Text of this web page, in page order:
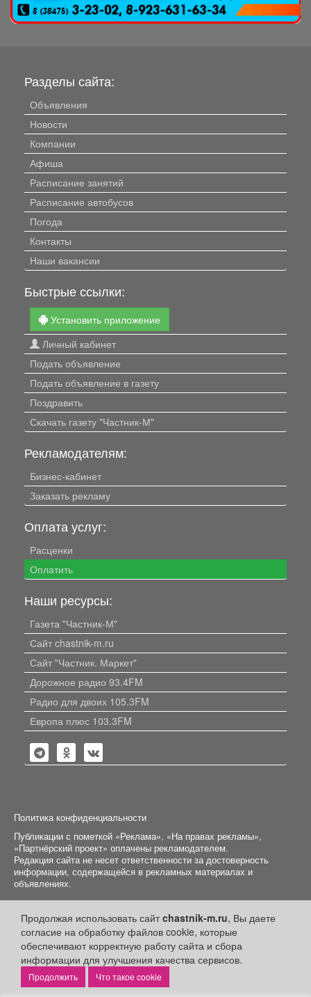
Продолжая использовать сайтchastnik-m.ru, Вы даете
согласие на обработку файлов cookie, которые
обеспечивают корректную работу сайта и сбора
информации для улучшения качества сервисов.
Что такое cookie
Разделы сайта:
Объявления
Новости
Компании
Афиша
Расписание занятий
Расписание автобусов
Погода
Контакты
Наши вакансии
Быстрые ссылки:
Установить приложение
Личный кабинет
Подать объявление
Подать объявление в газету
Поздравить
Скачать газету "Частник-М"
Рекламодателям:
Бизнес-кабинет
Заказать рекламу
Оплата услуг:
Расценки
Оплатить
Наши ресурсы:
Газета "Частник-М"
Сайт chastnik-m.ru
Сайт "Частник. Маркет"
Дорожное радио 93.4FM
Радио для двоих 105.3FM
Европа плюс 103.3FM
Политика конфиденциальности
Публикации с пометкой «Реклама», «На правах рекламы»,
«Партнёрский проект» оплачены рекламодателем.
Редакция сайта не несет ответственности за достоверность
информации, содержащейся в рекламных материалах и
объявлениях.
+16